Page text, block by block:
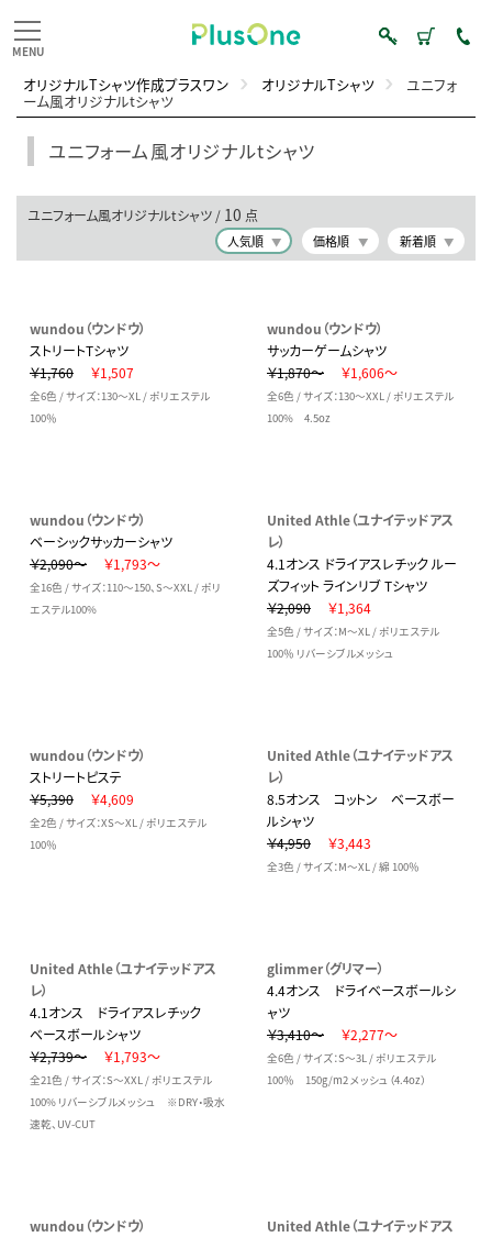
オリジナルTシャツ作成プラスワン オリジナルTシャツ ユニフォ
ーム風オリジナルtシャツ
ユニフォーム風オリジナルtシャツ
ユニフォーム風オリジナルtシャツ / 10 点
人気順 価格順 新着順
wundou（ウンドウ）
ストリートTシャツ
￥1,760
￥1,507
全6色 / サイズ：130～XL / ポリエステル
100％
wundou（ウンドウ）
サッカーゲームシャツ
￥1,870～
￥1,606～
全6色 / サイズ：130～XXL / ポリエステル
100% 4.5oz
wundou（ウンドウ）
ベーシックサッカーシャツ
￥2,090～
￥1,793～
全16色 / サイズ：110～150、S～XXL / ポリ
エステル100%
United Athle（ユナイテッドアス
レ）
4.1オンス ドライアスレチック ルー
ズフィット ラインリブ Tシャツ
￥2,090
￥1,364
全5色 / サイズ：M～XL / ポリエステル
100％ リバーシブルメッシュ
wundou（ウンドウ）
ストリートピステ
￥5,390
￥4,609
全2色 / サイズ：XS～XL / ポリエステル
100％
United Athle（ユナイテッドアス
レ）
8.5オンス コットン ベースボー
ルシャツ
￥4,950
￥3,443
全3色 / サイズ：M～XL / 綿 100％
United Athle（ユナイテッドアス
レ）
4.1オンス ドライアスレチック
ベースボールシャツ
￥2,739～
￥1,793～
全21色 / サイズ：S～XXL / ポリエステル
100% リバーシブルメッシュ ※DRY・吸水
速乾、UV-CUT
glimmer（グリマー）
4.4オンス ドライベースボールシ
ャツ
￥3,410～
￥2,277～
全6色 / サイズ：S～3L / ポリエステル
100％ 150g/m2 メッシュ（4.4oz）
wundou（ウンドウ）
United Athle（ユナイテッドアス